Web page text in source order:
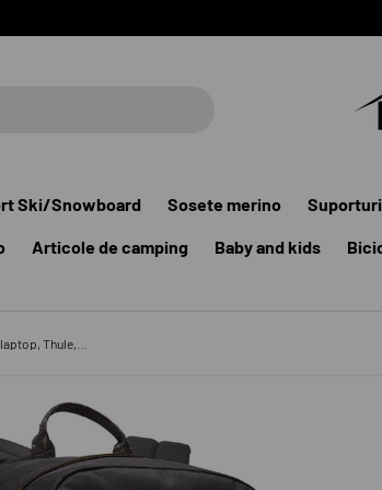
Ski/Snowboard Sosete merino
Articole de camping Baby and kids